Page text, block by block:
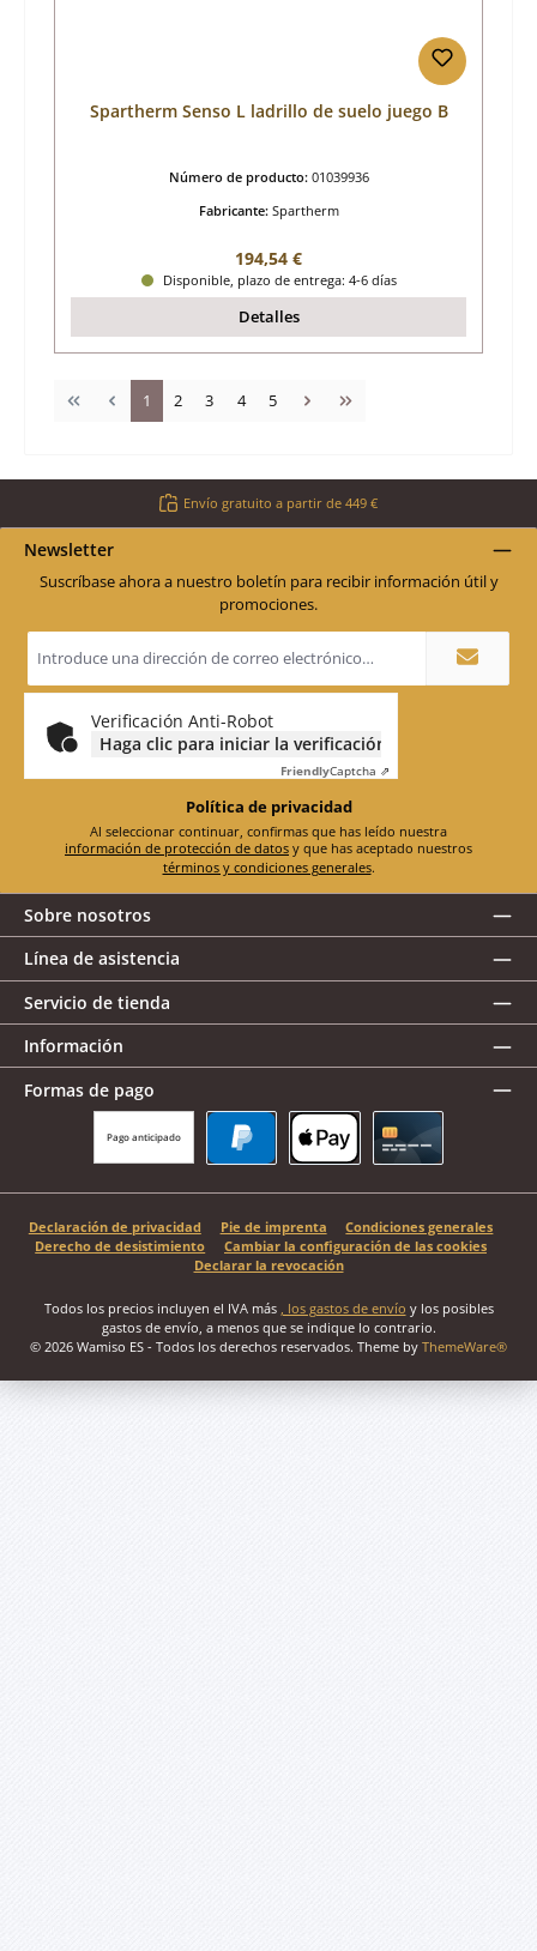
Spartherm Senso L ladrillo de suelo juego B
Número de producto: 01039936
Fabricante: Spartherm
Precio normal:
194,54 €
Disponible, plazo de entrega: 4-6 días
Detalles
Página
1 Página
2 Página
3 Página
4 Página
5
Envío gratuito a partir de 449 €
Newsletter
Suscríbase ahora a nuestro boletín para recibir información útil y
promociones.
Dirección
de
electrónico
Verificación Anti-Robot
Haga clic para iniciar la verificación
FriendlyCaptcha ⇗
Política de privacidad
información de protección de datos
términos y condiciones generales.
Sobre nosotros
Línea de asistencia
Servicio de tienda
Información
Formas de pago
Pago anticipado
Declaración de privacidad Pie de imprenta
Condiciones generales
Derecho de desistimiento
Cambiar la configuración de las cookies
Declarar la revocación
Todos los precios incluyen el IVA más , los gastos de envío y los posibles
gastos de envío, a menos que se indique lo contrario.
© 2026 Wamiso ES - Todos los derechos reservados. Theme by ThemeWare®